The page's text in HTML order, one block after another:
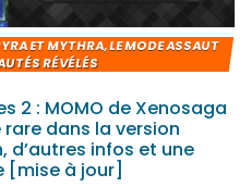
ET MYTHRA, LE MODE ASSAUT
RÉVÉLÉS
2 : MOMO de Xenosaga
rare dans la version
d’autres infos et une
[mise à jour]